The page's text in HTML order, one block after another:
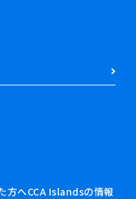
方へCCA Islandsの情報